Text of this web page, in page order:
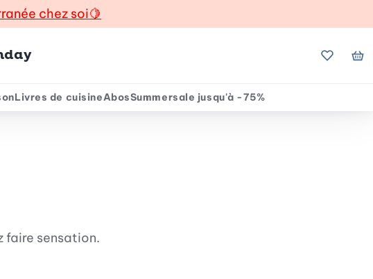
chez soi🍋
Mes
Livres de cuisineAbosSummersale jusqu'à -75%
faire sensation.